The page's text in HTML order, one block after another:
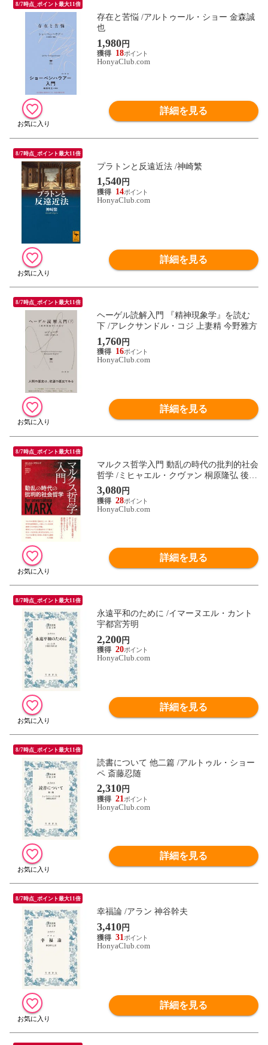
8/7時点_ポイント最大11倍
存在と苦悩 /アルトゥール・ショー 金森誠
也
1,980円
18
HonyaClub.com
詳細を見る
8/7時点_ポイント最大11倍
プラトンと反遠近法 /神崎繁
1,540円
14
HonyaClub.com
詳細を見る
8/7時点_ポイント最大11倍
ヘーゲル読解入門 『精神現象学』を読む
下 /アレクサンドル・コジ 上妻精 今野雅方
1,760円
16
HonyaClub.com
詳細を見る
8/7時点_ポイント最大11倍
マルクス哲学入門 動乱の時代の批判的社会
哲学 /ミヒャエル・クヴァン 桐原隆弘 後藤
弘志
3,080円
28
HonyaClub.com
詳細を見る
8/7時点_ポイント最大11倍
永遠平和のために /イマーヌエル・カント
宇都宮芳明
2,200円
20
HonyaClub.com
詳細を見る
8/7時点_ポイント最大11倍
読書について 他二篇 /アルトゥル・ショー
ペ 斎藤忍随
2,310円
21
HonyaClub.com
詳細を見る
8/7時点_ポイント最大11倍
幸福論 /アラン 神谷幹夫
3,410円
31
HonyaClub.com
詳細を見る